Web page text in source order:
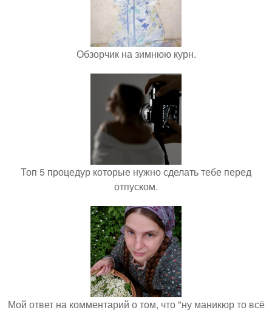
Обзорчик на зимнюю курн.
Топ 5 процедур которые нужно сделать тебе перед
отпуском.
Мой ответ на комментарий о том, что "ну маникюр то всё